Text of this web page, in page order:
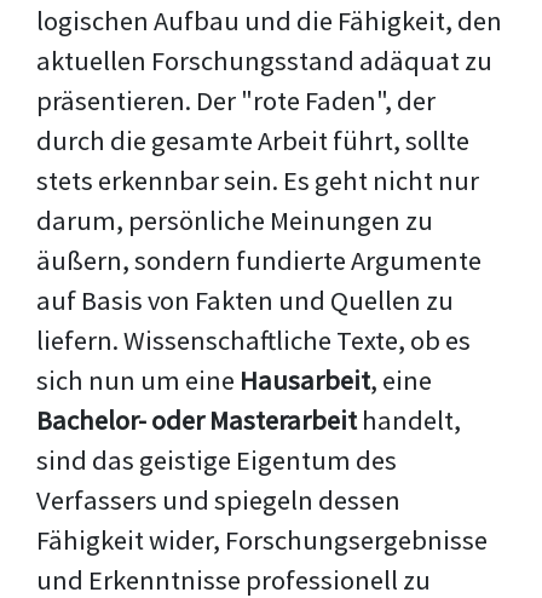
logischen Aufbau und die Fähigkeit, den
aktuellen Forschungsstand adäquat zu
präsentieren. Der "rote Faden", der
durch die gesamte Arbeit führt, sollte
stets erkennbar sein. Es geht nicht nur
darum, persönliche Meinungen zu
äußern, sondern fundierte Argumente
auf Basis von Fakten und Quellen zu
liefern. Wissenschaftliche Texte, ob es
sich nun um eine Hausarbeit, eine
Bachelor- oder Masterarbeithandelt,
sind das geistige Eigentum des
Verfassers und spiegeln dessen
Fähigkeit wider, Forschungsergebnisse
und Erkenntnisse professionell zu